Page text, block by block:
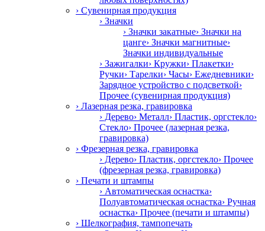
› Сувенирная продукция
› Значки
› Значки закатные› Значки на
цанге› Значки магнитные›
Значки индивидуальные
› Зажигалки› Кружки› Плакетки›
Ручки› Тарелки› Часы› Ежедневники›
Зарядное устройство с подсветкой›
Прочее (сувенирная продукция)
› Лазерная резка, гравировка
› Дерево› Металл› Пластик, оргстекло›
Стекло› Прочее (лазерная резка,
гравировка)
› Фрезерная резка, гравировка
› Дерево› Пластик, оргстекло› Прочее
(фрезерная резка, гравировка)
› Печати и штампы
› Автоматическая оснастка›
Полуавтоматическая оснастка› Ручная
оснастка› Прочее (печати и штампы)
› Шелкография, тампопечать